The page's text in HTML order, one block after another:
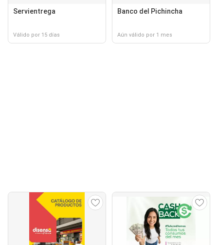
Servientrega
Válido por 15 días
Banco del Pichincha
Aún válido por 1 mes